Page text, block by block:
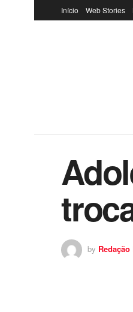
Início Web Stories
by